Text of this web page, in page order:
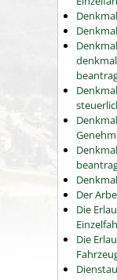
Der
Die
Die